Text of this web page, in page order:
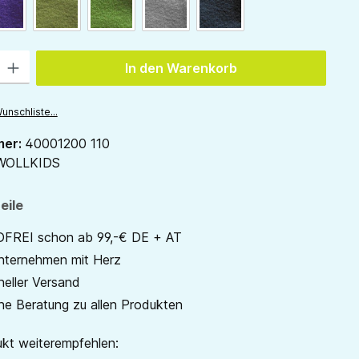
ist zurzeit nicht verfügbar.)
pflaume waldgrüngras hellgrau anthrazit
In den Warenkorb
40001200 110
schon ab 99,-€ DE + AT
mit Herz
Versand
Beratung zu allen Produkten
weiterempfehlen: